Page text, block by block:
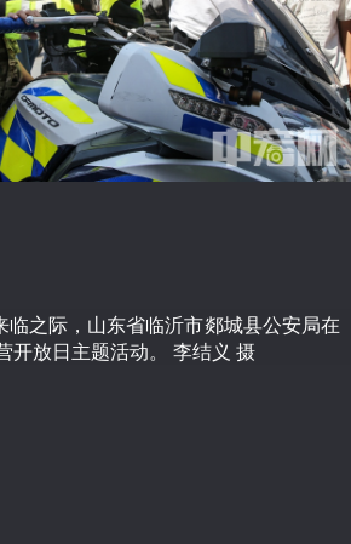
临之际，山东省临沂市郯城县公安局在
开放日主题活动。 李结义 摄